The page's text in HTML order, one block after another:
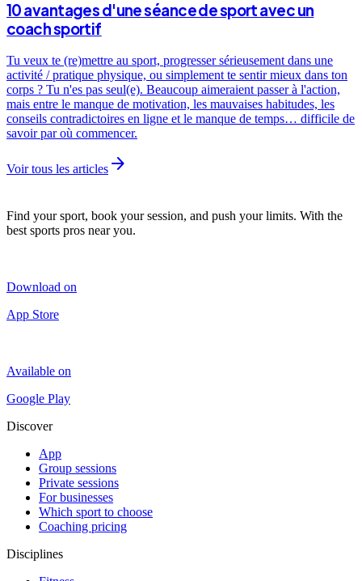
10 avantages d'une séance de sport avec un
coach sportif
Tu veux te (re)mettre au sport, progresser sérieusement dans une
activité / pratique physique, ou simplement te sentir mieux dans ton
corps ? Tu n'es pas seul(e). Beaucoup aimeraient passer à l'action,
mais entre le manque de motivation, les mauvaises habitudes, les
conseils contradictoires en ligne et le manque de temps… difficile de
savoir par où commencer.
Voir tous les articles arrow_forward
Find your sport, book your session, and push your limits. With the
best sports pros near you.
Download on
App Store
Available on
Google Play
Discover
App
Group sessions
Private sessions
For businesses
Which sport to choose
Coaching pricing
Disciplines